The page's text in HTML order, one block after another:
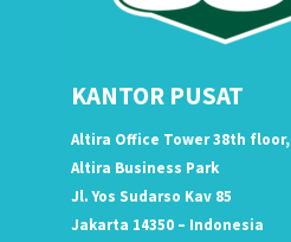
KANTOR PUSAT
Altira Office Tower 38th floor,
Altira Business Park
Jl. Yos Sudarso Kav 85
Jakarta 14350 – Indonesia